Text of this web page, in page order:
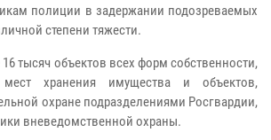
полиции в задержании подозреваемых
степени тяжести.
тысяч объектов всех форм собственности,
мест хранения имущества и объектов,
охране подразделениями Росгвардии,
вневедомственной охраны.